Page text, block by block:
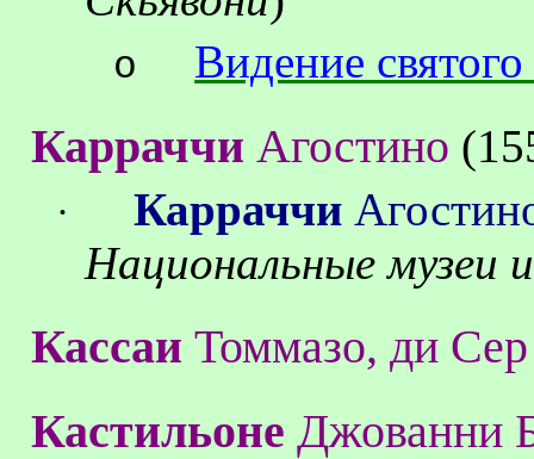
o Видение
Карраччи Агостино
· Карраччи
Национальные музеи
Кассаи Томмазо,ди
Кастильоне Джованни